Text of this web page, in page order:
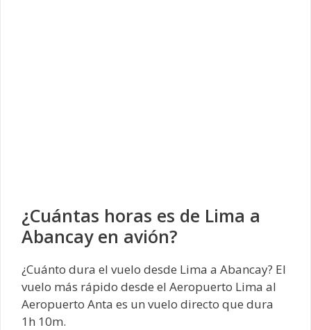
¿Cuántas horas es de Lima a
Abancay en avión?
¿Cuánto dura el vuelo desde Lima a Abancay? El
vuelo más rápido desde el Aeropuerto Lima al
Aeropuerto Anta es un vuelo directo que dura
1h 10m.